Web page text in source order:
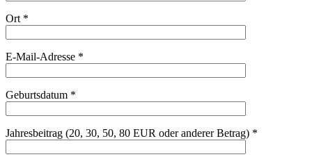
Ort *
E-Mail-Adresse *
Geburtsdatum *
Jahresbeitrag (20, 30, 50, 80 EUR oder anderer Betrag) *